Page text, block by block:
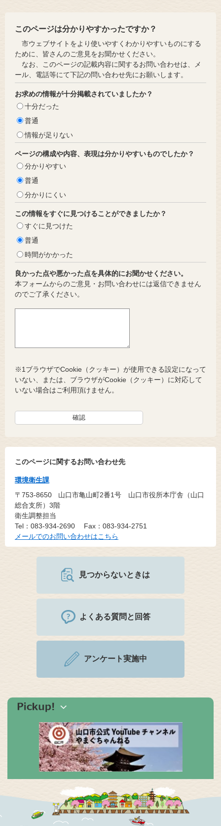
このページは分かりやすかったですか？
市ウェブサイトをより使いやすくわかりやすいものにする
ために、皆さんのご意見をお聞かせください。
なお、このページの記載内容に関するお問い合わせは、メ
ール、電話等にて下記の問い合わせ先にお願いします。
お求めの情報が十分掲載されていましたか？
十分だった
普通
情報が足りない
ページの構成や内容、表現は分かりやすいものでしたか？
分かりやすい
普通
分かりにくい
この情報をすぐに見つけることができましたか？
すぐに見つけた
普通
時間がかかった
良かった点や悪かった点を具体的にお聞かせください。
本フォームからのご意見・お問い合わせには返信できません
のでご了承ください。
※1ブラウザでCookie（クッキー）が使用できる設定になって
いない、または、ブラウザがCookie（クッキー）に対応して
いない場合はご利用頂けません。
このページに関するお問い合わせ先
環境衛生課
〒753-8650
山口市亀山町2番1号 山口市役所本庁舎（山口
総合支所）3階
衛生調整担当
Tel：083-934-2690
Fax：083-934-2751
メールでのお問い合わせはこちら
見つからないときは
よくある質問と回答
アンケート実施中